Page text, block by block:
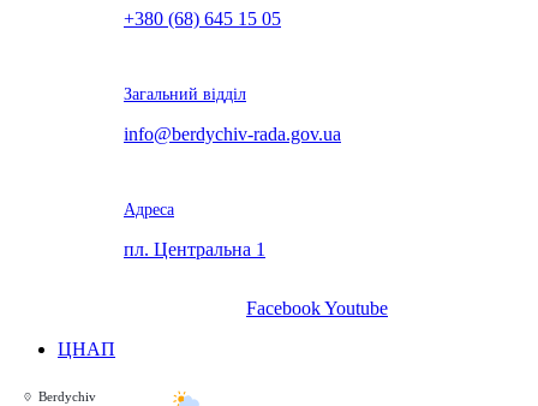
+380 (68) 645 15 05
Загальний відділ
info@berdychiv-rada.gov.ua
Адреса
пл. Центральна 1
FacebookYoutube
ЦНАП
Berdychiv